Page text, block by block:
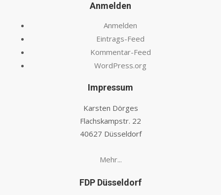
Anmelden
Anmelden
Eintrags-Feed
Kommentar-Feed
WordPress.org
Impressum
Karsten Dörges
Flachskampstr. 22
40627 Düsseldorf
Mehr...
FDP Düsseldorf